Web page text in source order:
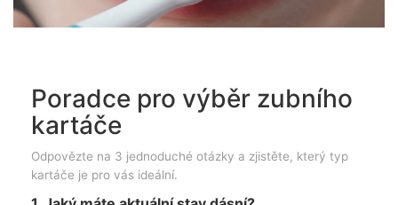
Poradce pro výběr zubního
kartáče
Odpovězte na 3 jednoduché otázky a zjistěte, který typ
kartáče je pro vás ideální.